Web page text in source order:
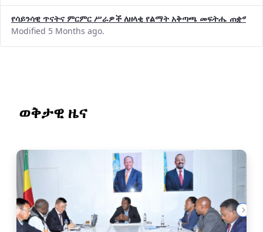
የሳይንሳዊ ጥናትና ምርምር ሥራዎች ለዘላቂ የልማት አቅጣጫ መፍትሔ ጠቋሚ
Modified 5 Months ago.
ወቅታዊ ዜና